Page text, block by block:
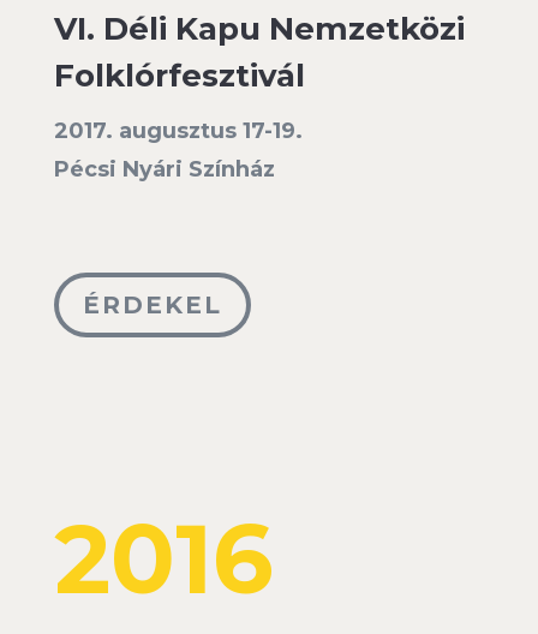
VI. Déli Kapu Nemzetközi
Folklórfesztivál
2017. augusztus 17-19.
Pécsi Nyári Színház
ÉRDEKEL
2016